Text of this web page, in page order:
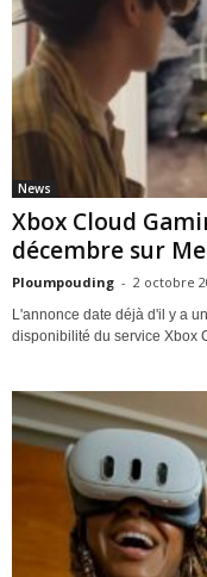
News
Xbox Cloud
décembre sur
Ploumpouding - 2 octobre
L'annonce date déjà d'il y a
disponibilité du service Xbox